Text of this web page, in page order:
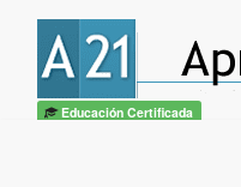
Educación Certificada